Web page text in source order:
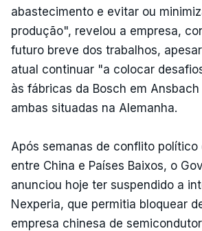
abastecimento e evitar ou
produção", revelou a empresa,
futuro breve dos trabalhos,
atual continuar "a colocar
às fábricas da Bosch em
ambas situadas na Alemanha.
Após semanas de conflito político
entre China e Países Baixos, o
anunciou hoje ter suspendido a
Nexperia, que permitia bloquear
empresa chinesa de